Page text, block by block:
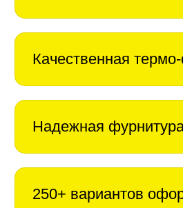
Качественная
Надежная
250+ вариантов